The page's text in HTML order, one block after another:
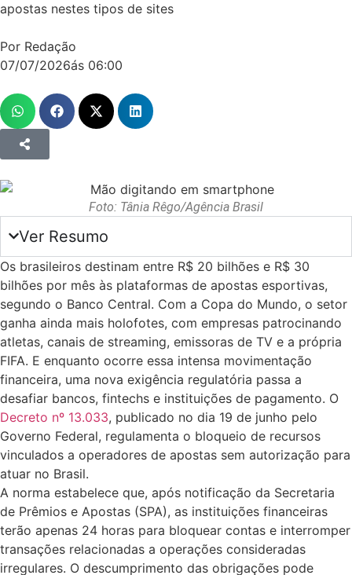
apostas nestes tipos de sites
Por Redação
07/07/2026ás 06:00
Foto: Tânia Rêgo/Agência Brasil
Ver Resumo
Os brasileiros destinam entre R$ 20 bilhões e R$ 30
bilhões por mês às plataformas de apostas esportivas,
segundo o Banco Central. Com a Copa do Mundo, o setor
ganha ainda mais holofotes, com empresas patrocinando
atletas, canais de streaming, emissoras de TV e a própria
FIFA. E enquanto ocorre essa intensa movimentação
financeira, uma nova exigência regulatória passa a
desafiar bancos, fintechs e instituições de pagamento. O
Decreto nº 13.033, publicado no dia 19 de junho pelo
Governo Federal, regulamenta o bloqueio de recursos
vinculados a operadores de apostas sem autorização para
atuar no Brasil.
A norma estabelece que, após notificação da Secretaria
de Prêmios e Apostas (SPA), as instituições financeiras
terão apenas 24 horas para bloquear contas e interromper
transações relacionadas a operações consideradas
irregulares. O descumprimento das obrigações pode